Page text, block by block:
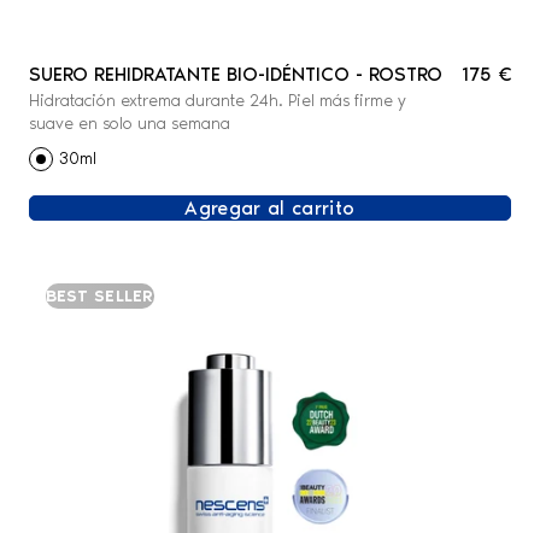
SUERO REHIDRATANTE BIO-IDÉNTICO - ROSTRO
Hidratación extrema durante 24h. Piel más firme y
suave en solo una semana
175 €
30ml
Agregar al carrito
BEST SELLER